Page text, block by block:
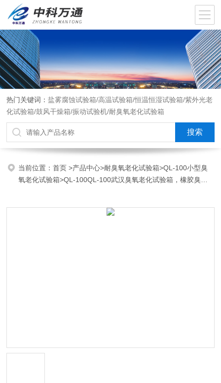
热门关键词：盐雾腐蚀试验箱/高温试验箱/恒温恒湿试验箱/紫外光老
化试验箱/鼓风干燥箱/振动试验机/耐臭氧老化试验箱
当前位置：首页>产品中心>耐臭氧老化试验箱>QL-100小型臭
氧老化试验箱>QL-100QL-100武汉臭氧老化试验箱，橡胶臭氧